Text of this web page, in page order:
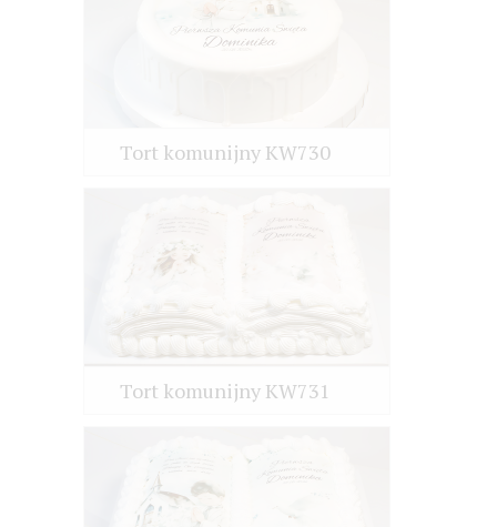
Tort komunijny KW730
Tort komunijny KW731